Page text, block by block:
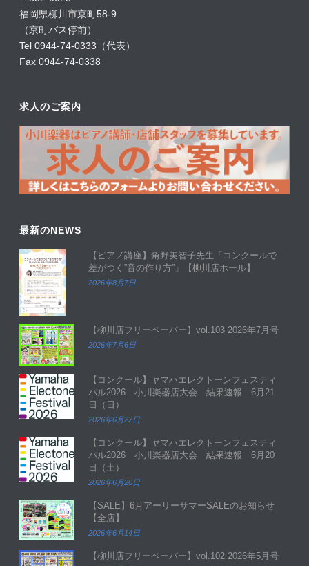
福岡県柳川市京町58-9
（京町バス停前）
Tel 0944-74-0333（代表）
Fax 0944-74-0338
求人のご案内
最新のNEWS
【ピアノ講座】角野美智子先生「コンクールで
差がつく”音の作り方”」【柳川店ホール】
2026年8月7日
【柳川店フリーペーパー】vol.103 2026年7月号
2026年7月6日
【コンクール】ヤマハエレクトーンフェスティ
バル2026 小川楽器店大会 結果速報 6月21
日（日）
2026年6月22日
【コンクール】ヤマハエレクトーンフェスティ
バル2026 小川楽器店大会 結果速報 6月20
日（土）
2026年6月20日
【SALE】6月アーリーサマーSALEのお知らせ
【全店】
2026年6月14日
【柳川店フリーペーパー】vol.102 2026年5月号